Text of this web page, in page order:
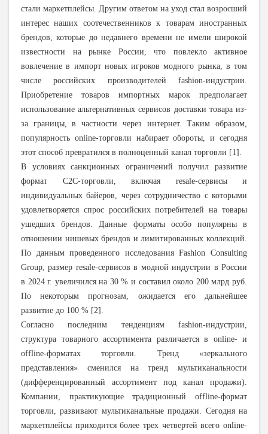
стали маркетплейсы. Другим ответом на уход стал возросший
интерес наших соотечественников к товарам иностранных
брендов, которые до недавнего времени не имели широкой
известности на рынке России, что повлекло активное
вовлечение в импорт новых игроков модного рынка, в том
числе российских производителей fashion-индустрии.
Приобретение товаров импортных марок предполагает
использование альтернативных сервисов доставки товара из-
за границы, в частности через интернет. Таким образом,
популярность online-торговли набирает обороты, и сегодня
этот способ превратился в полноценный канал торговли [1].
В условиях санкционных ограничений получил развитие
формат С2С-торговли, включая resale-сервисы и
индивидуальных байеров, через сотрудничество с которыми
удовлетворяется спрос российских потребителей на товары
ушедших брендов. Данные форматы особо популярны в
отношении нишевых брендов и лимитированных коллекций.
По данным проведенного исследования Fashion Consulting
Group, размер resale-сервисов в модной индустрии в России
в 2024 г. увеличился на 30 % и составил около 200 млрд руб.
По некоторым прогнозам, ожидается его дальнейшее
развитие до 100 % [2].
Согласно последним тенденциям fashion-индустрии,
структура товарного ассортимента различается в online- и
offline-форматах торговли. Тренд «зеркального
представления» сменился на тренд мультиканальности
(дифференцированный ассортимент под канал продажи).
Компании, практикующие традиционный offline-формат
торговли, развивают мультиканальные продажи. Сегодня на
маркетплейсы приходится более трех четвертей всего online-